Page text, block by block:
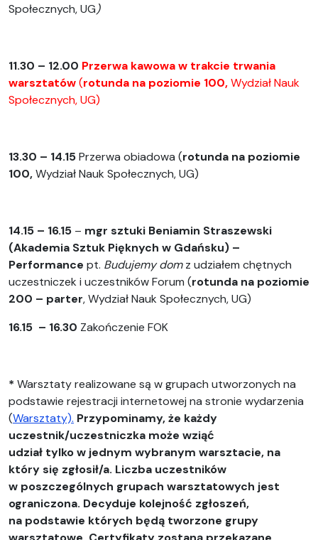
Społecznych, UG)
11.30 – 12.00 Przerwa kawowa w trakcie trwania
warsztatów(rotunda na poziomie 100,Wydział Nauk
Społecznych, UG)
13.30 – 14.15Przerwa obiadowa (rotunda na poziomie
100,Wydział Nauk Społecznych, UG)
14.15 – 16.15 – mgr sztuki Beniamin Straszewski
(Akademia Sztuk Pięknych w Gdańsku) –
Performance pt. Budujemy domz udziałem chętnych
uczestniczek i uczestników Forum (rotunda na poziomie
200 – parter, Wydział Nauk Społecznych, UG)
16.15 – 16.30 Zakończenie FOK
* Warsztaty realizowane są w grupach utworzonych na
podstawie rejestracji internetowej na stronie wydarzenia
(Warsztaty). Przypominamy, że każdy
uczestnik/uczestniczka może wziąć
udział tylko w jednym wybranym warsztacie, na
który się zgłosił/a. Liczba uczestników
w poszczególnych grupach warsztatowych jest
ograniczona. Decyduje kolejność zgłoszeń,
na podstawie których będą tworzone grupy